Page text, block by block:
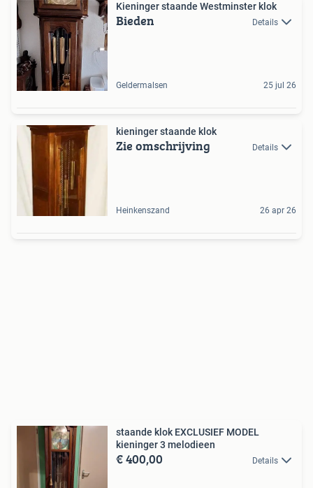
Kieninger staande Westminster klok
Bieden Details
Geldermalsen 25 jul 26
kieninger staande klok
Zie omschrijving Details
Heinkenszand 26 apr 26
staande klok EXCLUSIEF MODEL
kieninger 3 melodieen
€ 400,00 Details